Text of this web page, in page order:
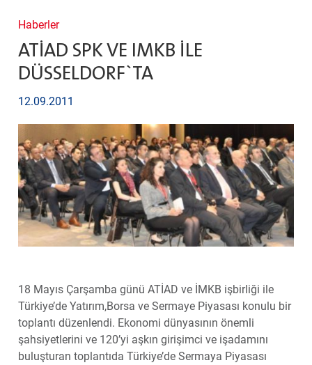
Haberler
ATİAD SPK VE IMKB İLE
DÜSSELDORF`TA
12.09.2011
18 Mayıs Çarşamba günü ATİAD ve İMKB işbirliği ile
Türkiye’de Yatırım,Borsa ve Sermaye Piyasası konulu bir
toplantı düzenlendi. Ekonomi dünyasının önemli
şahsiyetlerini ve 120’yi aşkın girişimci ve işadamını
buluşturan toplantıda Türkiye’de Sermaya Piyasası